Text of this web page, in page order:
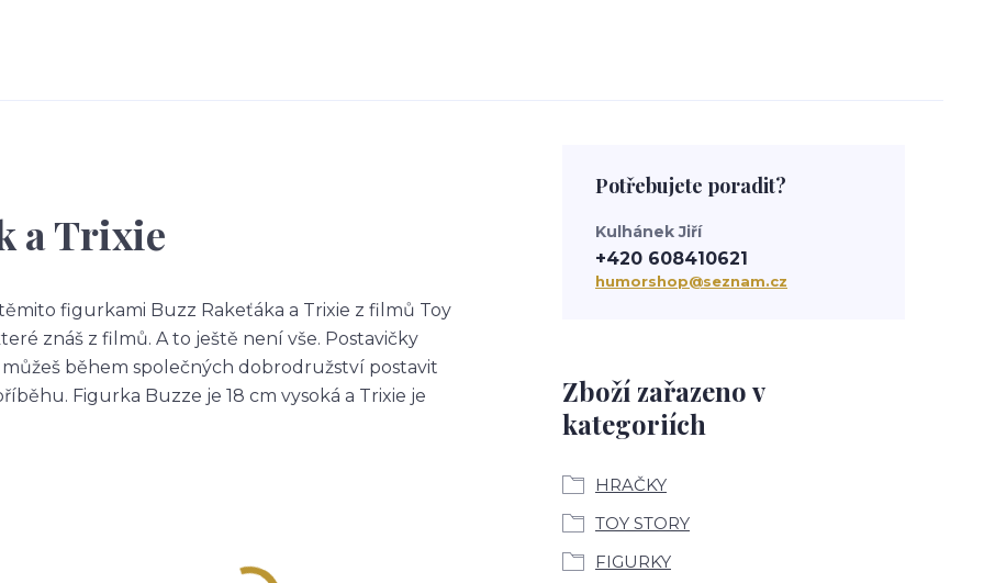
a Trixie
figurkami Buzz Rakeťáka a Trixie z filmů Toy
znáš z filmů. A to ještě není vše. Postavičky
během společných dobrodružství postavit
Figurka Buzze je 18 cm vysoká a Trixie je
Zboží zařazeno v
kategoriích
HRAČKY
TOY STORY
FIGURKY
Potřebujete poradit?
Kulhánek Jiří
+420 608410621
humorshop@seznam.cz